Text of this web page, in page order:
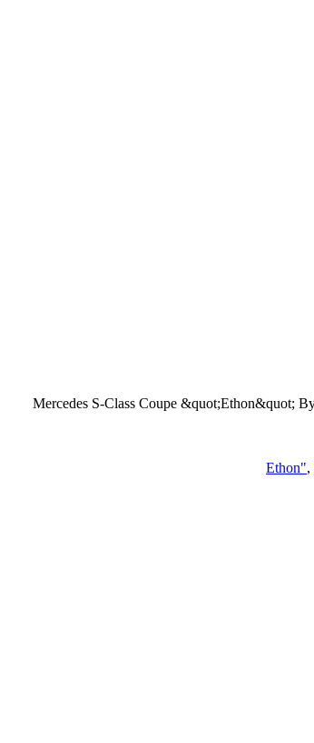
Mercedes S-Class Coupe &quot;Ethon&quot;
,